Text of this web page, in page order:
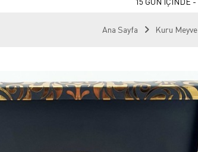
Ana Sayfa Kuru Meyve